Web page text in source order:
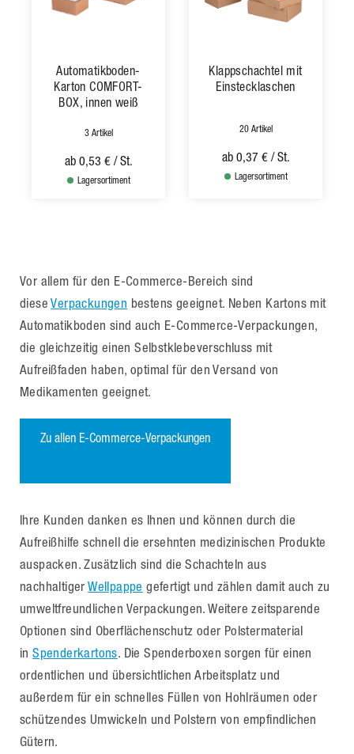
Automatikboden-
Karton COMFORT-
BOX, innen weiß
3 Artikel
ab 0,53 € / St.
Lagersortiment
Klappschachtel mit
Einstecklaschen
20 Artikel
ab 0,37 € / St.
Lagersortiment
Vor allem für den E-Commerce-Bereich sind
dieseVerpackungen bestens geeignet. Neben Kartons mit
Automatikboden sind auch E-Commerce-Verpackungen,
die gleichzeitig einen Selbstklebeverschluss mit
Aufreißfaden haben, optimal für den Versand von
Medikamenten geeignet.
Zu allen E-Commerce-Verpackungen
Ihre Kunden danken es Ihnen und können durch die
Aufreißhilfe schnell die ersehnten medizinischen Produkte
auspacken. Zusätzlich sind die Schachteln aus
nachhaltigerWellpappe gefertigt und zählen damit auch zu
umweltfreundlichen Verpackungen. Weitere zeitsparende
Optionen sind Oberflächenschutz oder Polstermaterial
inSpenderkartons. Die Spenderboxen sorgen für einen
ordentlichen und übersichtlichen Arbeitsplatz und
außerdem für ein schnelles Füllen von Hohlräumen oder
schützendes Umwickeln und Polstern von empfindlichen
Gütern.